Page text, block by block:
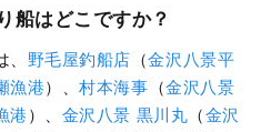
船はどこですか？
野毛屋釣船店 （金沢八景平
漁港）、村本海事 （金沢八景
港 ）、 金沢八景 黒川丸 （金沢